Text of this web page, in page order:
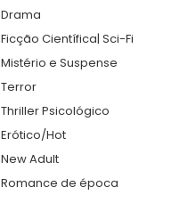
Drama
Ficção Científica| Sci-Fi
Mistério e Suspense
Terror
Thriller Psicológico
Erótico/Hot
New Adult
Romance de época